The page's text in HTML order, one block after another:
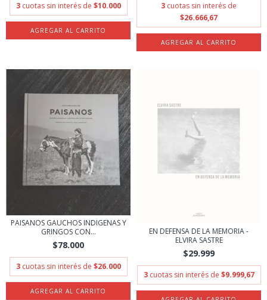
3 cuotas sin interés de $10.000 3 cuotas sin interés de
$26.666,67
PAISANOS GAUCHOS INDIGENAS Y
GRINGOS CON...
$78.000
3 cuotas sin interés de $26.000
EN DEFENSA DE LA MEMORIA -
ELVIRA SASTRE
$29.999
3 cuotas sin interés de $9.999,67